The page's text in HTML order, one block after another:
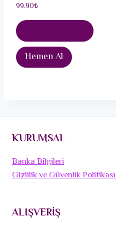
99.90₺
Hemen Al
KURUMSAL
Banka Bilgileri
Gizlilik ve Güvenlik Politikası
ALIŞVERİŞ